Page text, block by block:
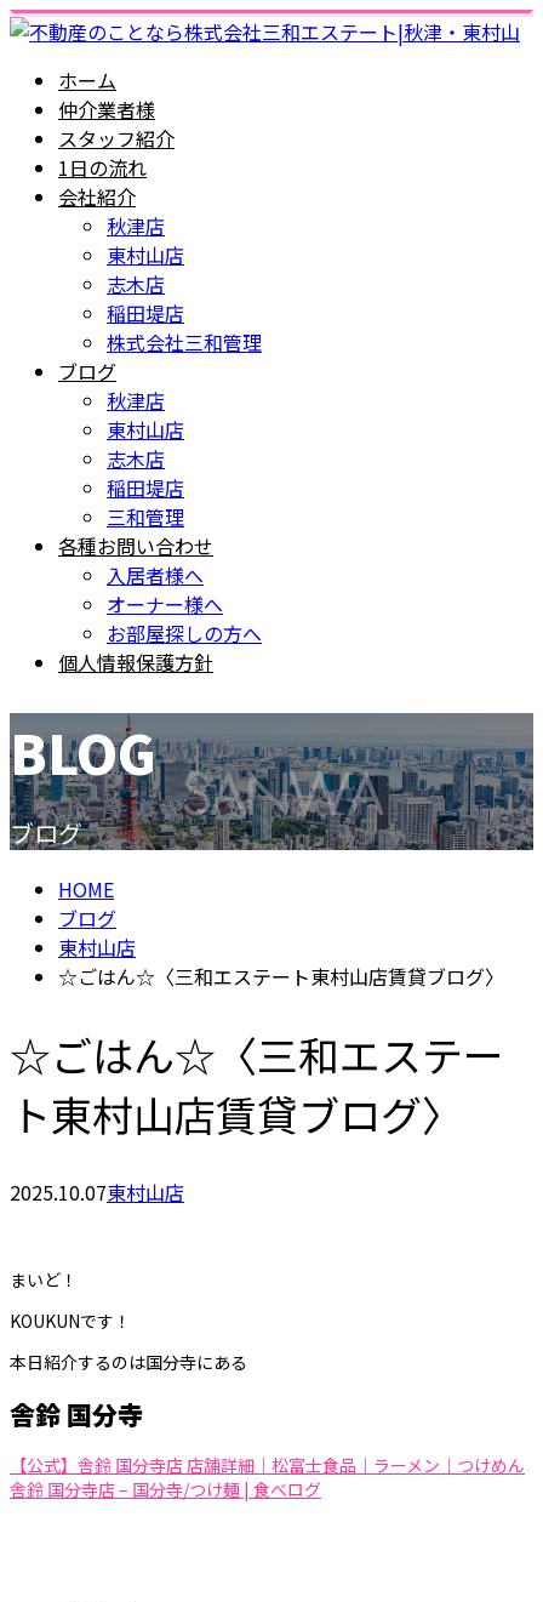
ホーム
仲介業者様
スタッフ紹介
1日の流れ
会社紹介
秋津店
東村山店
志木店
稲田堤店
株式会社三和管理
ブログ
秋津店
東村山店
志木店
稲田堤店
三和管理
各種お問い合わせ
入居者様へ
オーナー様へ
お部屋探しの方へ
個人情報保護方針
BLOG
ブログ
HOME
ブログ
東村山店
☆ごはん☆〈三和エステート東村山店賃貸ブログ〉
☆ごはん☆〈三和エステー
ト東村山店賃貸ブログ〉
2025.10.07東村山店
まいど！
KOUKUNです！
本日紹介するのは国分寺にある
舎鈴 国分寺
【公式】舎鈴 国分寺店 店舗詳細｜松富士食品｜ラーメン｜つけめん
舎鈴 国分寺店 – 国分寺/つけ麺 | 食べログ